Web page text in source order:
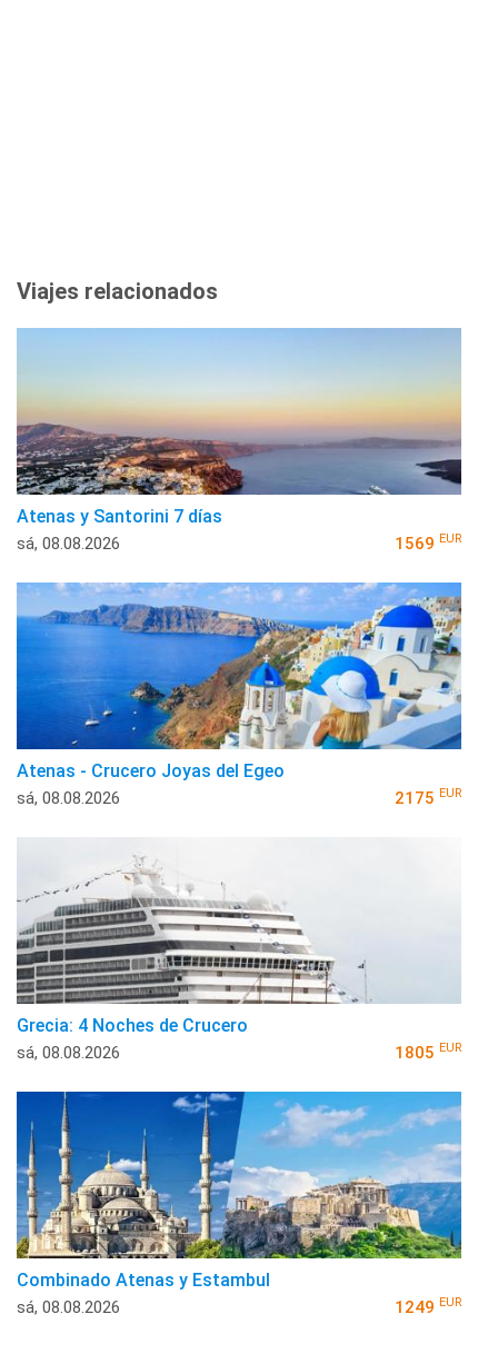
Viajes relacionados
Atenas y Santorini 7 días
sá, 08.08.2026 1569 EUR
Atenas - Crucero Joyas del Egeo
sá, 08.08.2026 2175 EUR
Grecia: 4 Noches de Crucero
sá, 08.08.2026 1805 EUR
Combinado Atenas y Estambul
sá, 08.08.2026 1249 EUR